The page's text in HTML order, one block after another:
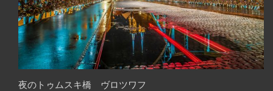
夜のトゥムスキ橋 ヴロツワフ